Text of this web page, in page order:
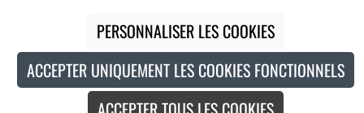
Les prix barrés correspondent à nos prix de lancement pour la saison en
cours.
© 2026 Bike o' bello Radsportversand GmbH & Co.KG
PERSONNALISER LES COOKIES
ACCEPTER UNIQUEMENT LES COOKIES FONCTIONNELS